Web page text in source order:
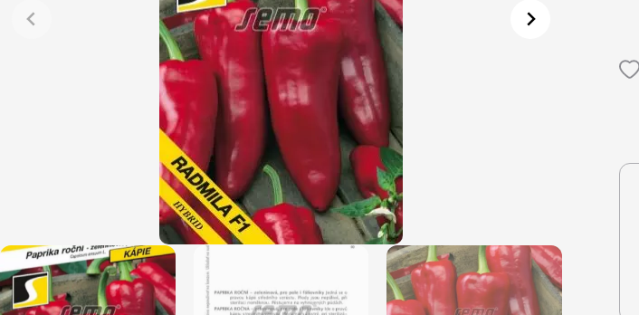
Vánoční stromky v květináčích a
Magnólie
Postřiky, přípravky
Hortenzie